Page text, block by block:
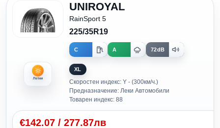
Летни
UNIROYAL
RainSport 5
225/35R19
C A 72dB
XL
Скоростен индекс: Y - (300км/ч.)
Предназначение: Леки Автомобили
Товарен индекс: 88
€142.07 / 277.87лв